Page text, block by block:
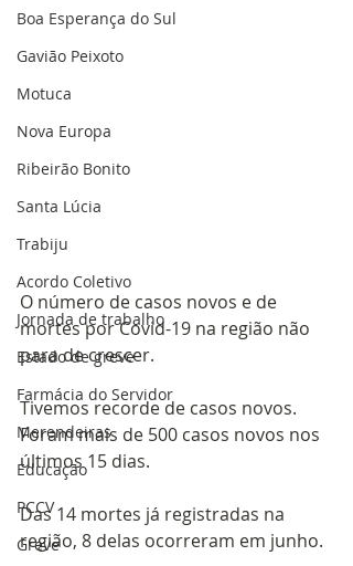
Boa Esperança do Sul
Gavião Peixoto
Motuca
Nova Europa
Ribeirão Bonito
Santa Lúcia
Trabiju
Acordo Coletivo
Jornada de trabalho
Estado de greve
Farmácia do Servidor
Merendeiras
Educação
PCCV
Greve
O número de casos novos e de
mortes por Covid-19 na região não
para de crescer.
Tivemos recorde de casos novos.
Foram mais de 500 casos novos nos
últimos 15 dias.
Das 14 mortes já registradas na
região, 8 delas ocorreram em junho.